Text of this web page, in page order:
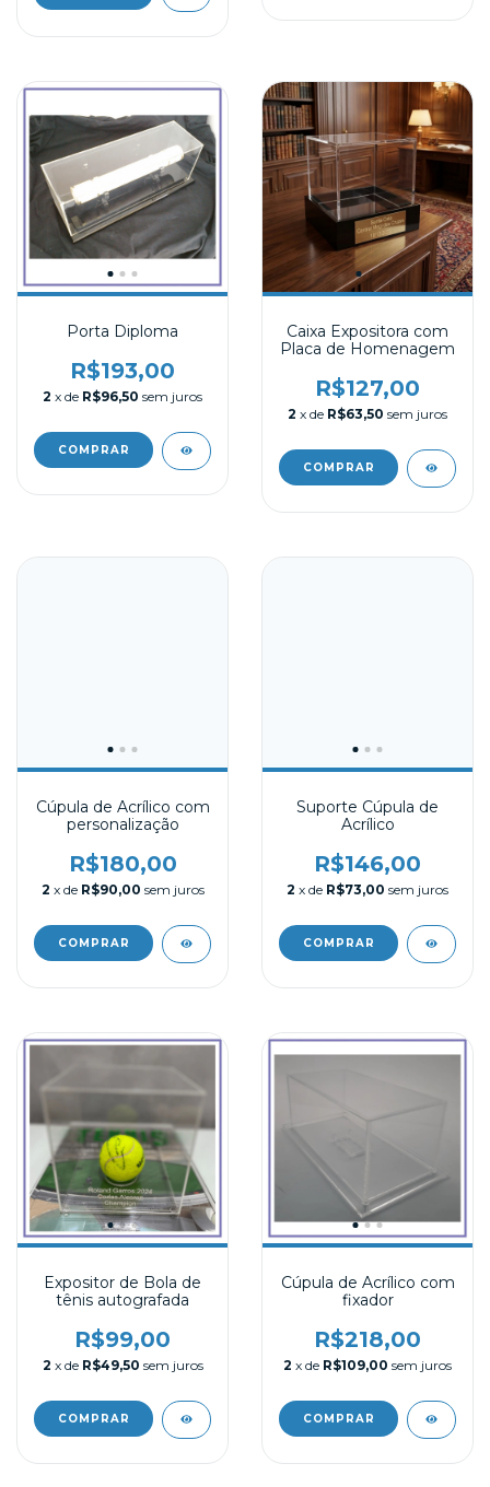
Porta Diploma
R$193,00
2 x de R$96,50 sem juros
Caixa Expositora com
Placa de Homenagem
R$127,00
2 x de R$63,50 sem juros
Cúpula de Acrílico com
personalização
R$180,00
2 x de R$90,00 sem juros
Suporte Cúpula de
Acrílico
R$146,00
2 x de R$73,00 sem juros
Expositor de Bola de
tênis autografada
R$99,00
2 x de R$49,50 sem juros
Cúpula de Acrílico com
fixador
R$218,00
2 x de R$109,00 sem juros